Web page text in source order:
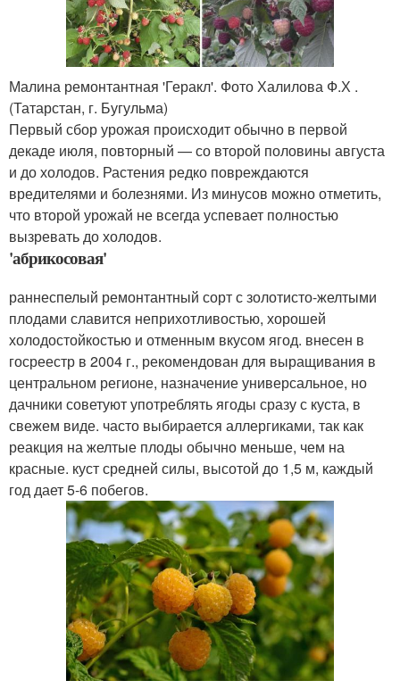
Малина ремонтантная 'Геракл'. Фото Халилова Ф.Х .
(Татарстан, г. Бугульма)
Первый сбор урожая происходит обычно в первой
декаде июля, повторный — со второй половины августа
и до холодов. Растения редко повреждаются
вредителями и болезнями. Из минусов можно отметить,
что второй урожай не всегда успевает полностью
вызревать до холодов.
'абрикосовая'
раннеспелый ремонтантный сорт с золотисто-желтыми
плодами славится неприхотливостью, хорошей
холодостойкостью и отменным вкусом ягод. внесен в
госреестр в 2004 г., рекомендован для выращивания в
центральном регионе, назначение универсальное, но
дачники советуют употреблять ягоды сразу с куста, в
свежем виде. часто выбирается аллергиками, так как
реакция на желтые плоды обычно меньше, чем на
красные. куст средней силы, высотой до 1,5 м, каждый
год дает 5-6 побегов.